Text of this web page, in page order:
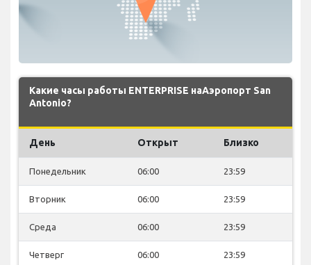
Какие часы работы ENTERPRISE наАэропорт San
Antonio?
День Открыт Близко
Понедельник 06:00 23:59
Вторник 06:00 23:59
Среда 06:00 23:59
Четверг 06:00 23:59